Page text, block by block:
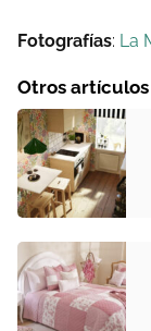
Fotografías: La
Otros artículos